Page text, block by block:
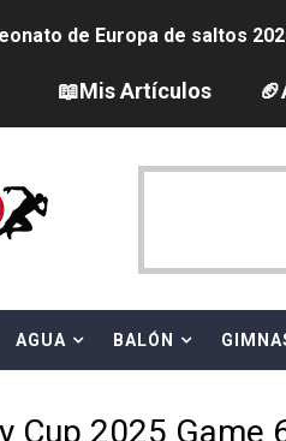
de Europa de saltos
Francia femenino 2026 -
Pro Baseball League 2026
de Europa de pentatlón
de Europa de natación
Open 2026
📖Mis Artículos
AGUA BALÓN
Cup 2025 Game